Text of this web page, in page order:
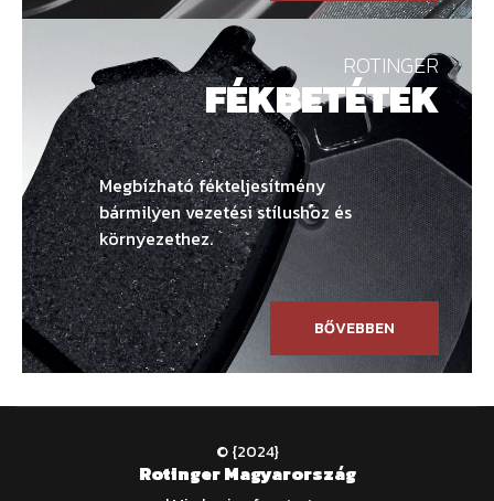
ROTINGER
FÉKBETÉTEK
Megbízható fékteljesítmény
bármilyen vezetési stílushoz és
környezethez.
BŐVEBBEN
© {2024}
Rotinger Magyarország